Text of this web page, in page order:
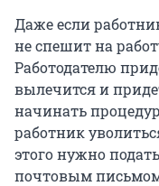
Даже если
не спешит на
Работодателю
вылечится и
начинать
работник
этого нужно
почтовым